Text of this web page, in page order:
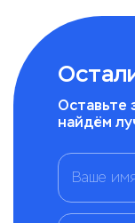
Оставьте
найдём